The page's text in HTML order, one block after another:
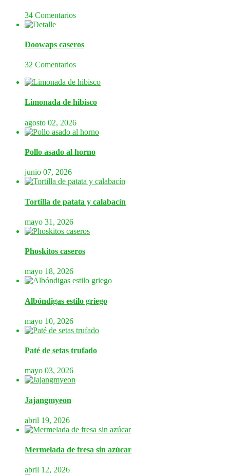
34 Comentarios
Doowaps caseros
32 Comentarios
Limonada de hibisco
agosto 02, 2026
Pollo asado al horno
junio 07, 2026
Tortilla de patata y calabacín
mayo 31, 2026
Phoskitos caseros
mayo 18, 2026
Albóndigas estilo griego
mayo 10, 2026
Paté de setas trufado
mayo 03, 2026
Jajangmyeon
abril 19, 2026
Mermelada de fresa sin azúcar
abril 12, 2026